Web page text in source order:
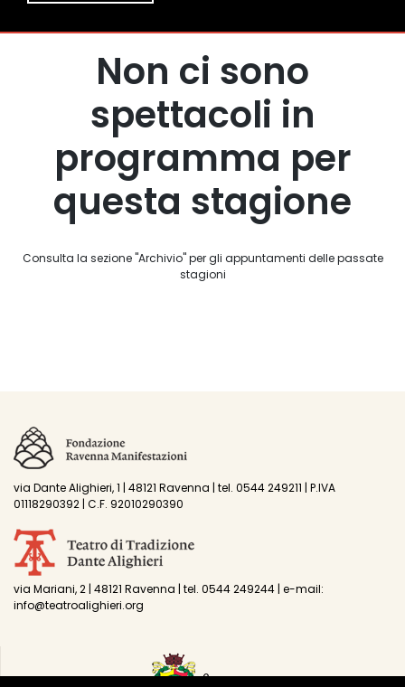
Non ci sono
spettacoli in
programma per
questa stagione
Consulta la sezione "Archivio" per gli appuntamenti delle passate
stagioni
via Dante Alighieri, 1 | 48121 Ravenna | tel. 0544 249211 | P.IVA
01118290392 | C.F. 92010290390
via Mariani, 2 | 48121 Ravenna | tel. 0544 249244 | e-mail:
info@teatroalighieri.org